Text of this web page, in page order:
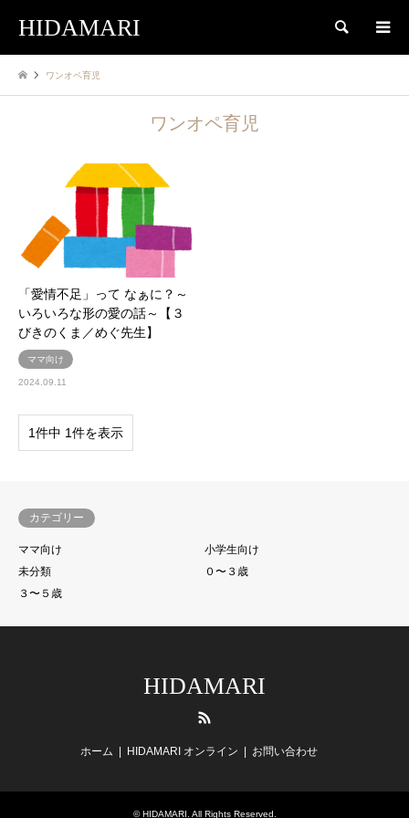
HIDAMARI 検索
ワンオペ育児
ワンオペ育児
「愛情不足」って なぁに？～
いろいろな形の愛の話～【３
びきのくま／めぐ先生】
ママ向け
2024.09.11
1件中 1件を表示
カテゴリー
ママ向け
小学生向け
未分類
０〜３歳
３〜５歳
HIDAMARI
ホーム HIDAMARI オンライン お問い合わせ
©HIDAMARI . All Rights Reserved.